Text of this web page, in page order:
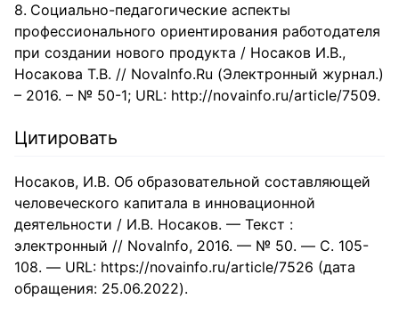
Социально-педагогические аспекты
профессионального ориентирования работодателя
при создании нового продукта / Носаков И.В.,
Носакова Т.В. // NovaInfo.Ru (Электронный журнал.)
– 2016. – № 50-1; URL: http://novainfo.ru/article/7509.
Цитировать
Носаков, И.В. Об образовательной составляющей
человеческого капитала в инновационной
деятельности / И.В. Носаков. — Текст :
электронный // NovaInfo, 2016. — № 50. — С. 105-
108. — URL: https://novainfo.ru/article/7526 (дата
обращения: 25.06.2022).